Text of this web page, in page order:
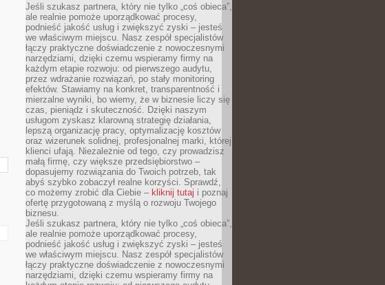
Jeśli szukasz partnera, który nie tylko „coś obieca”,
ale realnie pomoże uporządkować procesy,
podnieść jakość usług i zwiększyć zyski – jesteś
we właściwym miejscu. Nasz zespół specjalistów
łączy praktyczne doświadczenie z nowoczesnymi
narzędziami, dzięki czemu wspieramy firmy na
każdym etapie rozwoju: od pierwszego audytu,
przez wdrażanie rozwiązań, po stały monitoring
efektów. Stawiamy na konkret, transparentność i
mierzalne wyniki, bo wiemy, że w biznesie liczy się
czas, pieniądz i skuteczność. Dzięki naszym
usługom zyskasz klarowną strategię działania,
lepszą organizację pracy, optymalizację kosztów
oraz wizerunek solidnej, profesjonalnej marki, której
klienci ufają. Niezależnie od tego, czy prowadzisz
małą firmę, czy większe przedsiębiorstwo –
dopasujemy rozwiązania do Twoich potrzeb, tak
abyś szybko zobaczył realne korzyści. Sprawdź,
co możemy zrobić dla Ciebie – kliknij tutaj i poznaj
ofertę przygotowaną z myślą o rozwoju Twojego
biznesu.
Jeśli szukasz partnera, który nie tylko „coś obieca”,
ale realnie pomoże uporządkować procesy,
podnieść jakość usług i zwiększyć zyski – jesteś
we właściwym miejscu. Nasz zespół specjalistów
łączy praktyczne doświadczenie z nowoczesnymi
narzędziami, dzięki czemu wspieramy firmy na